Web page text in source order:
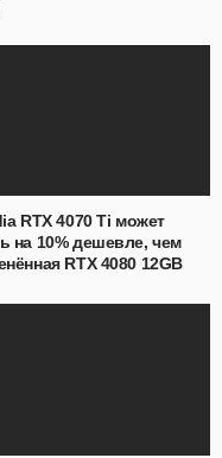
RTX 4070 Ti может
на 10% дешевле, чем
RTX 4080 12GB